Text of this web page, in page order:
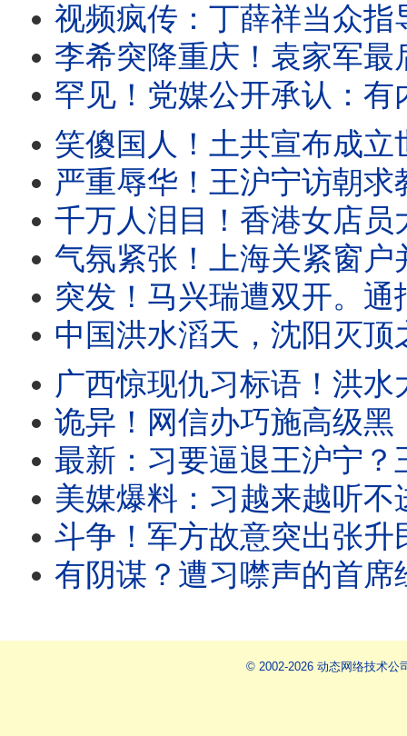
视频疯传：丁薛祥当众指导习！上海女当面对习表不屑。大上海淹没，习大
李希突降重庆！袁家军最后亮相？他该立马叛逃。将有大事发生？深圳突然升
罕见！党媒公开承认：有内线爆料高层权力斗争。上海突变水城，半个中国泡
笑傻国人！土共宣布成立世界人工智能组织， 29国名单曝光，股市暴跌！上海人怒骂
严重辱华！王沪宁访朝求教世袭制？遭金正恩公开羞辱！这名政治局委
千万人泪目！香港女店员大义凛然，涉习禁书一夜畅销！川普突然发表
气氛紧张！上海关紧窗户并锁住，只因他彻底违背。盛传王岐山遭软禁
突发！马兴瑞遭双开。通报证实：他没反习！重点权色交易。全网
中国洪水滔天，沈阳灭顶之灾！中南海无所谓。民众自备秘密武
广西惊现仇习标语！洪水大火风灾，中国人遭遇权力傲慢！中南海只剩
诡异！网信办巧施高级黑，透露他两个新绰号。中国网红被捕，只因有
最新：习要逼退王沪宁？王副手突然被失踪！国安部副部长空降外
美媒爆料：习越来越听不进任何声音。派毒贩跨境攻击媒体人，国台办认了！
斗争！军方故意突出张升民，直接杠上蔡奇！广西当局偷偷泄洪，民
有阴谋？遭习噤声的首席经济学家突然离世！中共派毒贩到台
© 2002-2026 动态网络技术公